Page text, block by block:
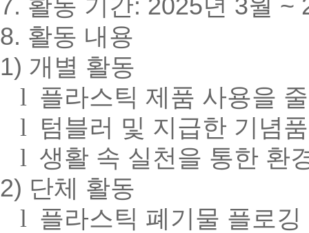
7. 활동 기간: 2025년 3월 ~
8. 활동 내용
1) 개별 활동
l 플라스틱 제품 사용을
l 텀블러 및 지급한 기념
l 생활 속 실천을 통한 환
2) 단체 활동
l 플라스틱 폐기물 플로